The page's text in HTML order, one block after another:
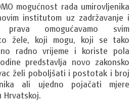
mogućnost rada umirovljenika
institutom uz zadržavanje i
omogućavamo svim
žele, koji mogu, koji se tako
radno vrijeme i koriste pola
predstavlja novo zakonsko
želi poboljšati i postotak i broj
ali ujedno pojačati mjere